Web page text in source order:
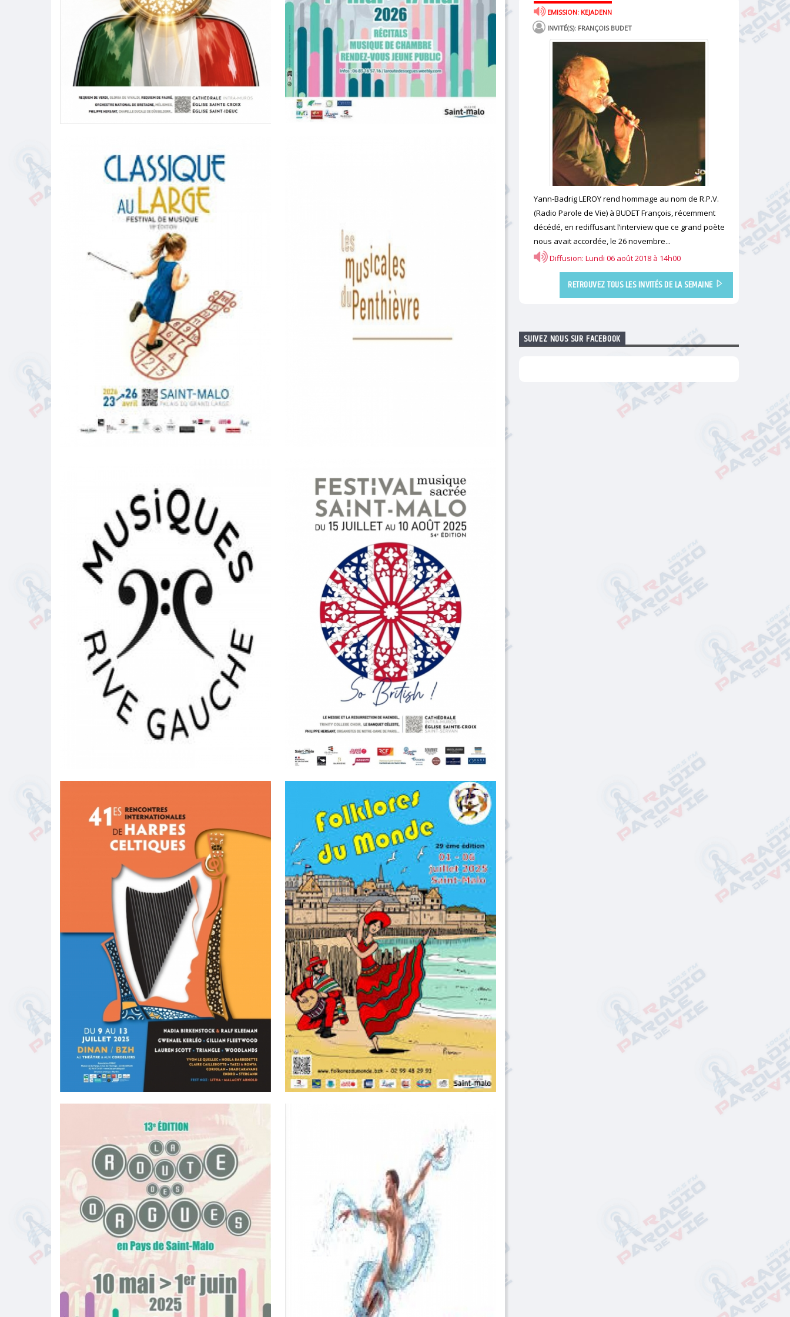
Musique Sacrée | Cathédrale Saint-Vincent
de Saint-Malo
celtiques
L’Association Arts et Cultures Traditionnels du Monde a
été créé le 15 Décembre 2015, ces buts sont la
promotion, la diffusion et l’enseignement des cultures
traditionnels du monde sous toutes leurs formes.
D’organiser toutes manifestations ayant traits aux
cultures du monde.
D’organiser le Festival Folklores du Monde qui se déroule
tous les ans au mois de juillet à Saint Malo.
De valoriser les artistes locaux, régionaux, nationaux et
internationaux en leurs permettant de se produire dans
des conditions optimales.
Par convention en date du 25 Mars 2016, la Ville de Saint
Malo à confié à l’Association l’organisation du Festival
Folklores du Monde.
EMISSION: KEJADENN
INVITÉ(S): FRANÇOIS BUDET
Yann-Badrig LEROY rend hommage au nom de R.P.V.
(Radio Parole de Vie) à BUDET François, récemment
décédé, en rediffusant l’interview que ce grand poète
nous avait accordée, le 26 novembre...
Diffusion: Lundi 06 août 2018 à 14h00
RETROUVEZ TOUS LES INVITÉS DE LA SEMAINE
SUIVEZ NOUS SUR FACEBOOK